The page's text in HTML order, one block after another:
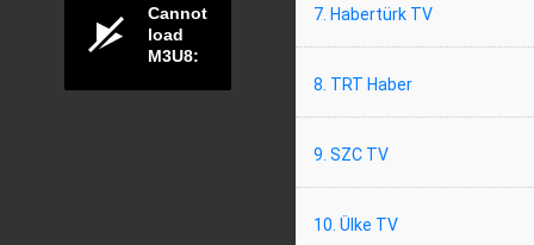
7. Habertürk TV
8. TRT Haber
9. SZC TV
10. Ülke TV